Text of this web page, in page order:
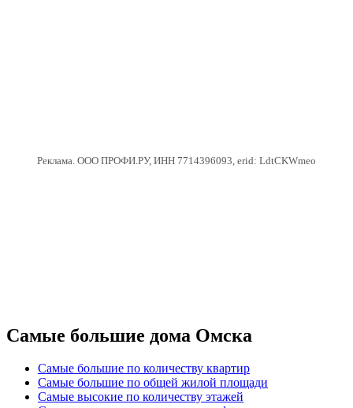
Реклама. ООО ПРОФИ.РУ, ИНН 7714396093, erid: LdtCKWmeo
Самые большие дома Омска
Самые большие по количеству квартир
Самые большие по общей жилой площади
Самые высокие по количеству этажей